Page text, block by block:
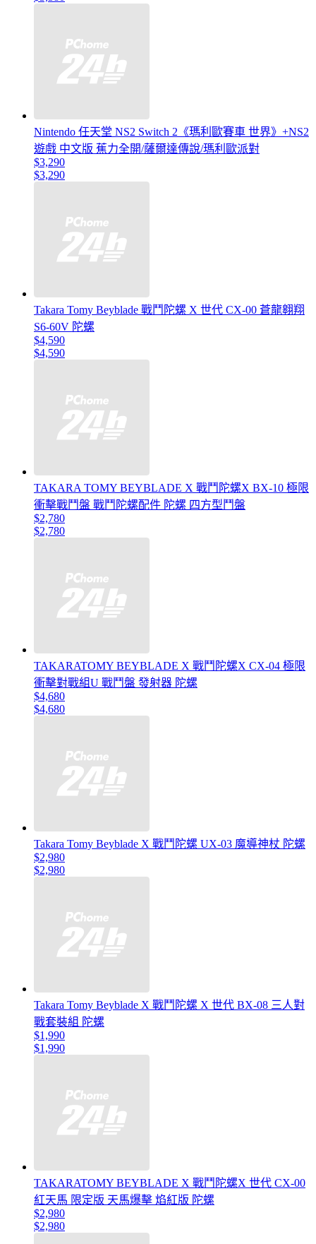
Nintendo 任天堂 NS2 Switch 2《瑪利歐賽車 世界》+NS2
遊戲 中文版 蕉力全開/薩爾達傳說/瑪利歐派對
$3,290
$3,290
Takara Tomy Beyblade 戰鬥陀螺 X 世代 CX-00 蒼龍翱翔
S6-60V 陀螺
$4,590
$4,590
TAKARA TOMY BEYBLADE X 戰鬥陀螺X BX-10 極限
衝擊戰鬥盤 戰鬥陀螺配件 陀螺 四方型鬥盤
$2,780
$2,780
TAKARATOMY BEYBLADE X 戰鬥陀螺X CX-04 極限
衝擊對戰組U 戰鬥盤 發射器 陀螺
$4,680
$4,680
Takara Tomy Beyblade X 戰鬥陀螺 UX-03 魔導神杖 陀螺
$2,980
$2,980
Takara Tomy Beyblade X 戰鬥陀螺 X 世代 BX-08 三人對
戰套裝組 陀螺
$1,990
$1,990
TAKARATOMY BEYBLADE X 戰鬥陀螺X 世代 CX-00
紅天馬 限定版 天馬爆擊 焰紅版 陀螺
$2,980
$2,980